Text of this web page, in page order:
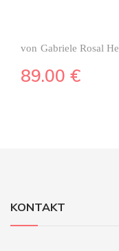
von Gabriele Rosal
89.00 €
KONTAKT